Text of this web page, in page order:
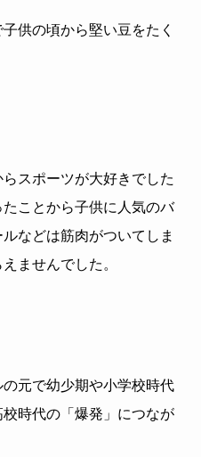
供の頃から堅い豆をたく
スポーツが大好きでした
ことから子供に人気のバ
などは筋肉がついてしま
ませんでした。
元で幼少期や小学校時代
時代の「爆発」につなが